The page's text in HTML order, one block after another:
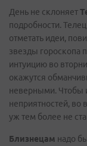
День не склоняет
подробности.
отметать идеи,
звезды гороскопа
интуицию во
окажутся
неверными. Чтобы
неприятностей, во
уж тем более не
Близнецам надо